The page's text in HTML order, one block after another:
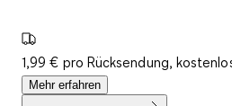
1,99 € pro Rücksendung,
Mehr erfahren